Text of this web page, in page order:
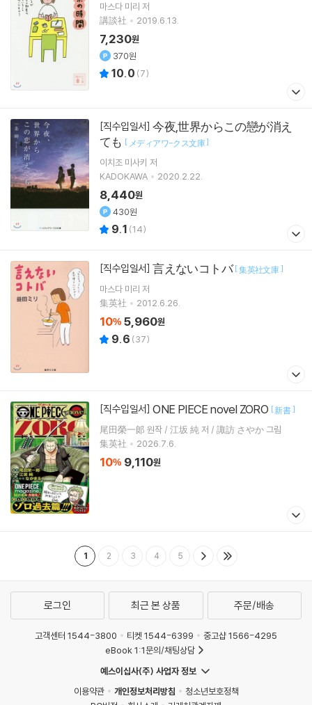
마스다 미리 저
講談社
2019.6.13.
7,230원
370원
10.0 (7)
[직수입일서] 今夜,世界からこの戀が消え
ても [ メディアワ-クス文庫]
이치조 미사키 저
KADOKAWA
2020.2.22.
8,440원
430원
9.1 (14)
[직수입일서] 言えないコトバ[集英社文庫]
마스다 미리 저
集英社
2012.6.26.
10% 5,960원
9.6 (37)
[직수입일서] ONE PIECE novel ZORO [新書]
尾田榮一郞 원작 / 江坂 純 저 / 諏訪 さやか 그림
集英社
2026.7.6.
10% 9,110원
1 2 3 4 5
로그인 최근 본 상품 주문/배송
고객센터 1544-3800 티켓 1544-6399
중고샵 1566-4295
eBook 1:1문의/채팅상담
예스이십사(주) 사업자 정보
이용약관
개인정보처리방침
청소년보호정책